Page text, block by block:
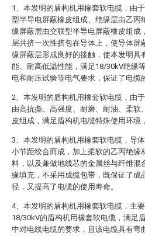
1、本发明的盾构机用橡套软电缆，由
型半导电屏蔽橡皮组成、绝缘层由乙丙
缘屏蔽层由交联型半导电屏蔽橡皮组成
层共挤一次性挤包在导体上，使导体屏
缘屏蔽层形成良好的接触，使本发明具
能、耐高低温性能，满足18/30kV绝缘
电和耐压试验等电气要求，保证了电缆
2、本发明的盾构机用橡套软电缆，由
由高抗撕、高强度、耐磨、耐油、柔软
皮组成，满足盾构机电缆特殊使用环境
3、本发明的盾构机用橡套软电缆，导
小节距绞合而成，加上柔软的乙丙绝缘
料，以及兼做地线芯的金属丝与纤维混
缘填充，不采用成缆包带，既保证了成
径，又提高了电缆的使用寿命。
4、本发明的盾构机用橡套软电缆，主
18/30kV的盾构机用橡套软电缆，满足
中对电线电缆的要求，且该电缆具有弯